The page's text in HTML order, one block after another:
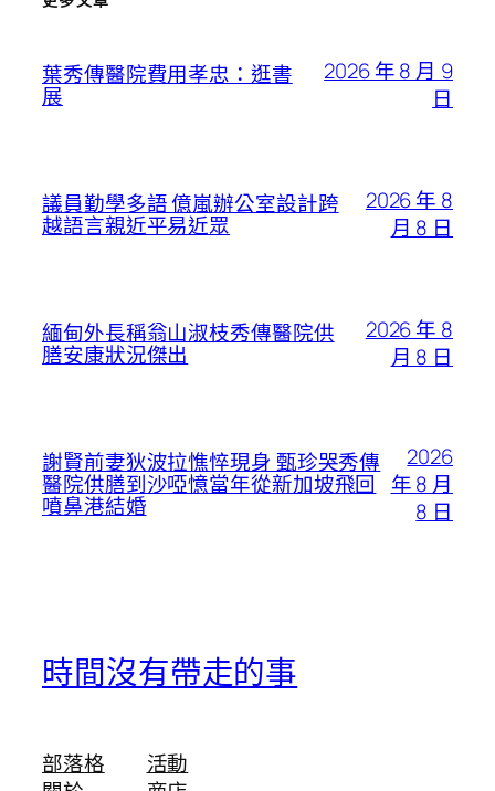
葉秀傳醫院費用孝忠：逛書
展
2026 年 8 月 9
日
議員勤學多語 億嵐辦公室設計跨
越語言親近平易近眾
2026 年 8
月 8 日
緬甸外長稱翁山淑枝秀傳醫院供
膳安康狀況傑出
2026 年 8
月 8 日
謝賢前妻狄波拉憔悴現身 甄珍哭秀傳
醫院供膳到沙啞憶當年從新加坡飛回
噴鼻港結婚
2026
年 8 月
8 日
時間沒有帶走的事
部落格
活動